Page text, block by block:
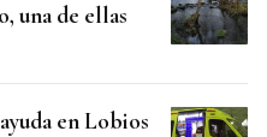
una de ellas
en Lobios